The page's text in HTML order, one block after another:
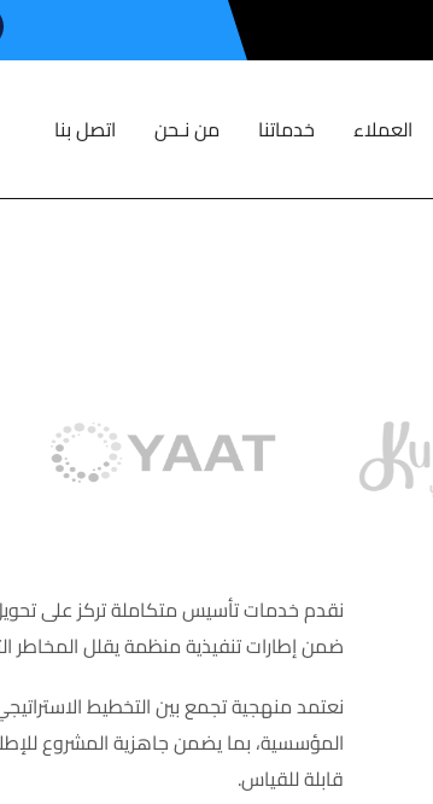
العملاء خدماتنا من نـحن اتصل بنا
نقدم خدمات تأسيس متكاملة تركز على تحويل
ضمن إطارات تنفيذية منظمة يقلل المخاطر
نعتمد منهجية تجمع بين التخطيط الاستراتيجي،
المؤسسية، بما يضمن جاهزية المشروع
قابلة للقياس.